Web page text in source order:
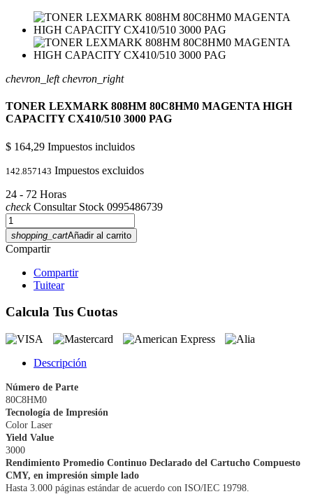
chevron_left chevron_right
TONER LEXMARK 808HM 80C8HM0 MAGENTA HIGH
CAPACITY CX410/510 3000 PAG
$ 164,29 Impuestos incluidos
142.857143 Impuestos excluidos
24 - 72 Horas
checkConsultar Stock 0995486739
shopping_cartAñadir al carrito
Compartir
Compartir
Tuitear
Calcula Tus Cuotas
Descripción
Número de Parte
80C8HM0
Tecnología de Impresión
Color Laser
Yield Value
3000
Rendimiento Promedio Continuo Declarado del Cartucho Compuesto
CMY, en impresión simple lado
Hasta 3.000 páginas estándar de acuerdo con ISO/IEC 19798.